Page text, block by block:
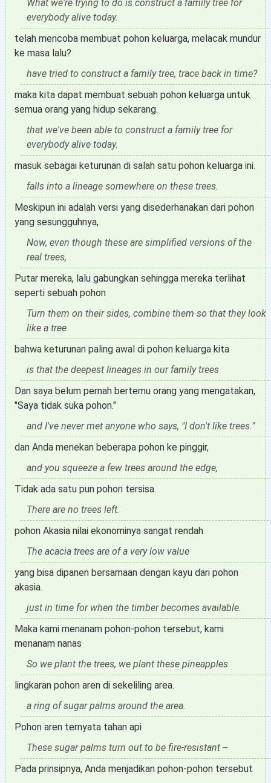
What we're trying to do is construct a family tree for
everybody alive today.
telah mencoba membuat pohon keluarga, melacak mundur
ke masa lalu?
have tried to construct a family tree, trace back in time?
maka kita dapat membuat sebuah pohon keluarga untuk
semua orang yang hidup sekarang.
that we've been able to construct a family tree for
everybody alive today.
masuk sebagai keturunan di salah satu pohon keluarga ini.
falls into a lineage somewhere on these trees.
Meskipun ini adalah versi yang disederhanakan dari pohon
yang sesungguhnya,
Now, even though these are simplified versions of the
real trees,
Putar mereka, lalu gabungkan sehingga mereka terlihat
seperti sebuah pohon
Turn them on their sides, combine them so that they look
like a tree
bahwa keturunan paling awal di pohon keluarga kita
is that the deepest lineages in our family trees
Dan saya belum pernah bertemu orang yang mengatakan,
"Saya tidak suka pohon."
and I've never met anyone who says, "I don't like trees."
dan Anda menekan beberapa pohon ke pinggir,
and you squeeze a few trees around the edge,
Tidak ada satu pun pohon tersisa.
There are no trees left.
pohon Akasia nilai ekonominya sangat rendah
The acacia trees are of a very low value
yang bisa dipanen bersamaan dengan kayu dari pohon
akasia.
just in time for when the timber becomes available.
Maka kami menanam pohon-pohon tersebut, kami
menanam nanas
So we plant the trees, we plant these pineapples
lingkaran pohon aren di sekeliling area.
a ring of sugar palms around the area.
Pohon aren ternyata tahan api
These sugar palms turn out to be fire-resistant --
Pada prinsipnya, Anda menjadikan pohon-pohon tersebut